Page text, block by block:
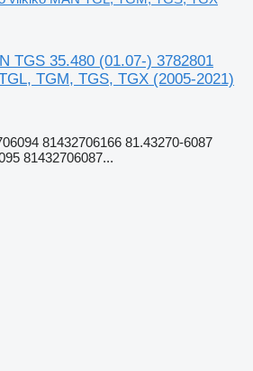
TGS 35.480 (01.07-) 3782801
TGM, TGS, TGX (2005-2021)
81432706166 81.43270-6087
81432706087...